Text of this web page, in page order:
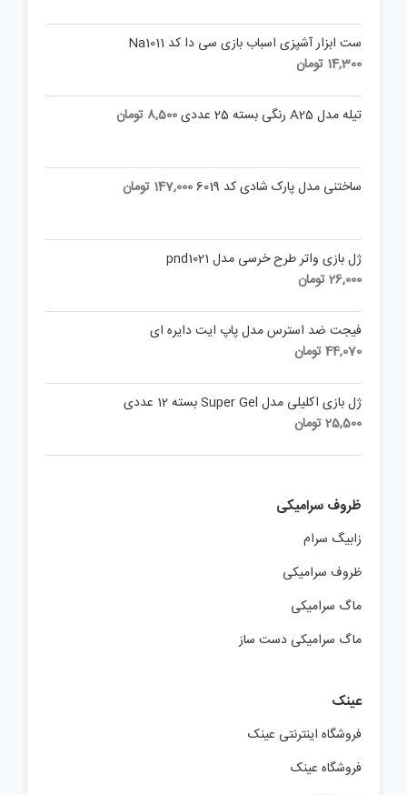
ست ابزار آشپزی اسباب بازی سی دا کد Na1011
14,300 تومان
تیله مدل A25 رنگی بسته 25 عددی 8,500 تومان
ساختنی مدل پارک شادی کد 6019 147,000 تومان
ژل بازی واتر طرح خرسی مدل pnd1021
26,000تومان
فیجت ضد استرس مدل پاپ ایت دایره ای
44,070تومان
ژل بازی اکلیلی مدل Super Gel بسته 12 عددی
25,500تومان
ظروف سرامیکی
زابیگ سرام
ظروف سرامیکی
ماگ سرامیکی
ماگ سرامیکی دست ساز
عینک
فروشگاه اینترنتی عینک
فروشگاه عینک